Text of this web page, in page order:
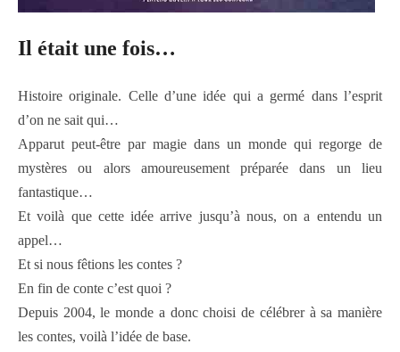
Il était une fois…
Histoire originale. Celle d’une idée qui a germé dans l’esprit
d’on ne sait qui…
Apparut peut-être par magie dans un monde qui regorge de
mystères ou alors amoureusement préparée dans un lieu
fantastique…
Et voilà que cette idée arrive jusqu’à nous, on a entendu un
appel…
Et si nous fêtions les contes ?
En fin de conte c’est quoi ?
Depuis 2004, le monde a donc choisi de célébrer à sa manière
les contes, voilà l’idée de base.